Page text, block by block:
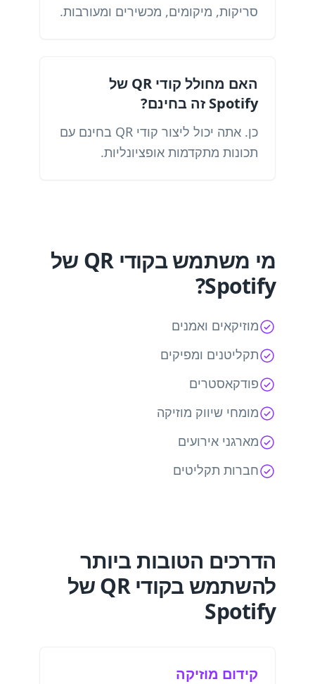
סריקות, מיקומים, מכשירים ומעורבות.
האם מחולל קודי QR של
Spotify זה בחינם?
כן. אתה יכול ליצור קודי QR בחינם עם
תכונות מתקדמות אופציונליות.
מי משתמש בקודי QR של
Spotify?
מוזיקאים ואמנים
תקליטנים ומפיקים
פודקאסטרים
מומחי שיווק מוזיקה
מארגני אירועים
חברות תקליטים
הדרכים הטובות ביותר
להשתמש בקודי QR של
Spotify
קידום מוזיקה